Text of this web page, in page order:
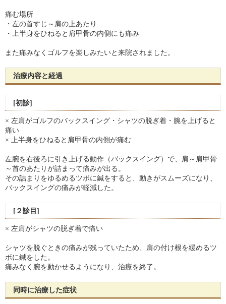
痛む場所
・左の首すじ～肩の上あたり
・上半身をひねると肩甲骨の内側にも痛み
また痛みなくゴルフを楽しみたいと来院されました。
治療内容と経過
[初診]
× 左肩がゴルフのバックスイング・シャツの脱ぎ着・腕を上げると
痛い
× 上半身をひねると肩甲骨の内側が痛む
左腕を右後ろに引き上げる動作（バックスイング）で、肩～肩甲骨
～首のあたりが詰まって痛みが出る。
その詰まりをゆるめるツボに鍼をすると、動きがスムーズになり、
バックスイングの痛みが軽減した。
[２診目]
× 左肩がシャツの脱ぎ着で痛い
シャツを脱ぐときの痛みが残っていたため、肩の付け根を緩めるツ
ボに鍼をした。
痛みなく腕を動かせるようになり、治療を終了。
同時に治療した症状